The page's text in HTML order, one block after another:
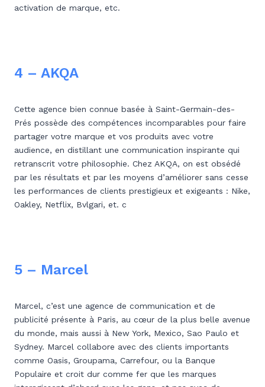
activation de marque, etc.
4 – AKQA
Cette agence bien connue basée à Saint-Germain-des-
Prés possède des compétences incomparables pour faire
partager votre marque et vos produits avec votre
audience, en distillant une communication inspirante qui
retranscrit votre philosophie. Chez AKQA, on est obsédé
par les résultats et par les moyens d’améliorer sans cesse
les performances de clients prestigieux et exigeants : Nike,
Oakley, Netflix, Bvlgari, et. c
5 – Marcel
Marcel, c’est une agence de communication et de
publicité présente à Paris, au cœur de la plus belle avenue
du monde, mais aussi à New York, Mexico, Sao Paulo et
Sydney. Marcel collabore avec des clients importants
comme Oasis, Groupama, Carrefour, ou la Banque
Populaire et croit dur comme fer que les marques